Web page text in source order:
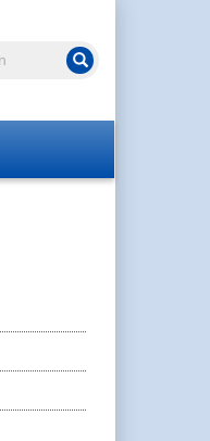
Suche starten